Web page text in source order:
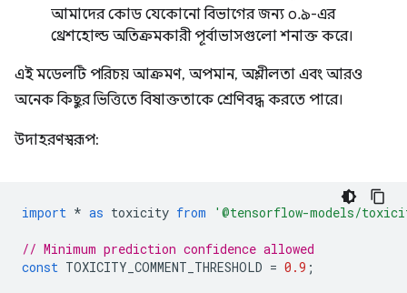
আমাদের কোড যেকোনো বিভাগের জন্য ০.৯-এর
থ্রেশহোল্ড অতিক্রমকারী পূর্বাভাসগুলো শনাক্ত করে।
এই মডেলটি পরিচয় আক্রমণ, অপমান, অশ্লীলতা এবং আরও
অনেক কিছুর ভিত্তিতে বিষাক্ততাকে শ্রেণিবদ্ধ করতে পারে।
উদাহরণস্বরূপ:
import * as toxicity from '@tensorflow-models/
// Minimum prediction confidence allowed
const TOXICITY_COMMENT_THRESHOLD = 0.9 ;